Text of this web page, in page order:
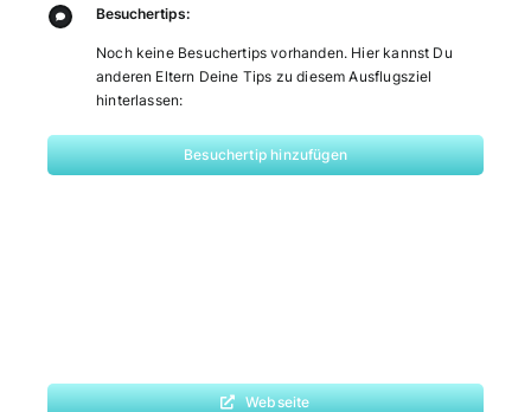
Besuchertips:
Noch keine Besuchertips vorhanden. Hier kannst Du
anderen Eltern Deine Tips zu diesem Ausflugsziel
hinterlassen:
Besuchertip hinzufügen
Webseite